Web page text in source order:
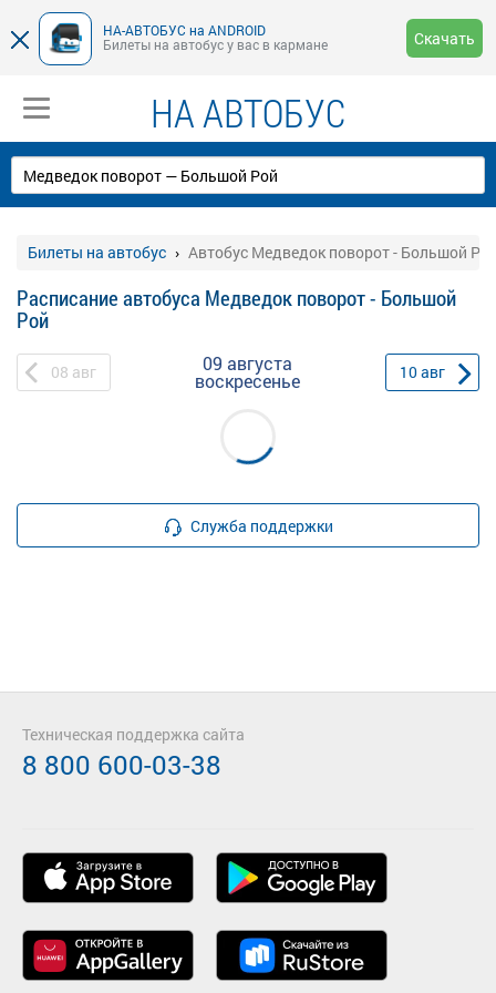
НА-АВТОБУС на ANDROID
Билеты на автобус у вас в кармане
Скачать
НА АВТОБУС
Билеты на автобус Автобус Медведок поворот - Большой
Расписание автобуса Медведок поворот - Большой
Рой
08 авг 09 августа
воскресенье 10авг
Служба поддержки
Техническая поддержка сайта
8 800 600-03-38